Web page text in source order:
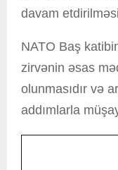
davam
NATO Baş
zirvənin əsas
olunmasıdır və
addımlarla